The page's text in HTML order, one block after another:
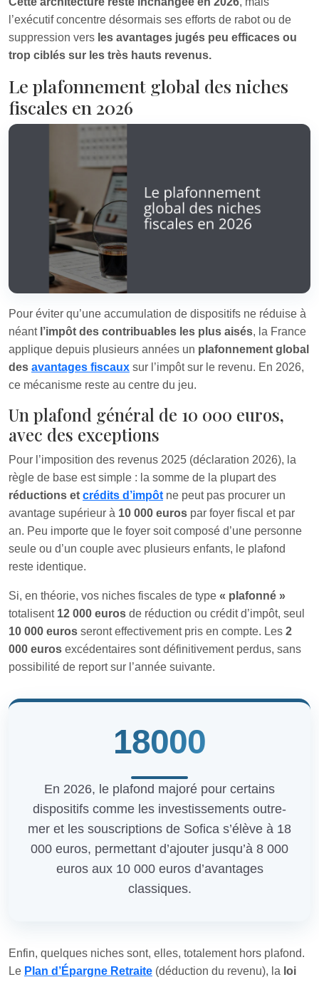
l’exécutif concentre désormais ses efforts de rabot ou de
suppression vers les avantages jugés peu efficaces ou
trop ciblés sur les très hauts revenus.
Le plafonnement global des niches
fiscales en 2026
Pour éviter qu’une accumulation de dispositifs ne réduise à
néant l’impôt des contribuables les plus aisés, la France
applique depuis plusieurs années un plafonnement global
des avantages fiscaux sur l’impôt sur le revenu. En 2026,
ce mécanisme reste au centre du jeu.
Un plafond général de 10 000 euros,
avec des exceptions
Pour l’imposition des revenus 2025 (déclaration 2026), la
règle de base est simple : la somme de la plupart des
réductions et crédits d’impôt ne peut pas procurer un
avantage supérieur à 10 000 euros par foyer fiscal et par
an. Peu importe que le foyer soit composé d’une personne
seule ou d’un couple avec plusieurs enfants, le plafond
reste identique.
Si, en théorie, vos niches fiscales de type « plafonné »
totalisent 12 000 euros de réduction ou crédit d’impôt, seul
10 000 euros seront effectivement pris en compte. Les 2
000 euros excédentaires sont définitivement perdus, sans
possibilité de report sur l’année suivante.
18000
En 2026, le plafond majoré pour certains
dispositifs comme les investissements outre-
mer et les souscriptions de Sofica s’élève à 18
000 euros, permettant d’ajouter jusqu’à 8 000
euros aux 10 000 euros d’avantages
classiques.
Enfin, quelques niches sont, elles, totalement hors plafond.
Le Plan d’Épargne Retraite (déduction du revenu), la loi